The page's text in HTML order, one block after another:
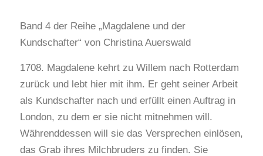
Band 4 der Reihe „Magdalene und der
Kundschafter“ von Christina Auerswald
1708. Magdalene kehrt zu Willem nach Rotterdam
zurück und lebt hier mit ihm. Er geht seiner Arbeit
als Kundschafter nach und erfüllt einen Auftrag in
London, zu dem er sie nicht mitnehmen will.
Währenddessen will sie das Versprechen einlösen,
das Grab ihres Milchbruders zu finden. Sie